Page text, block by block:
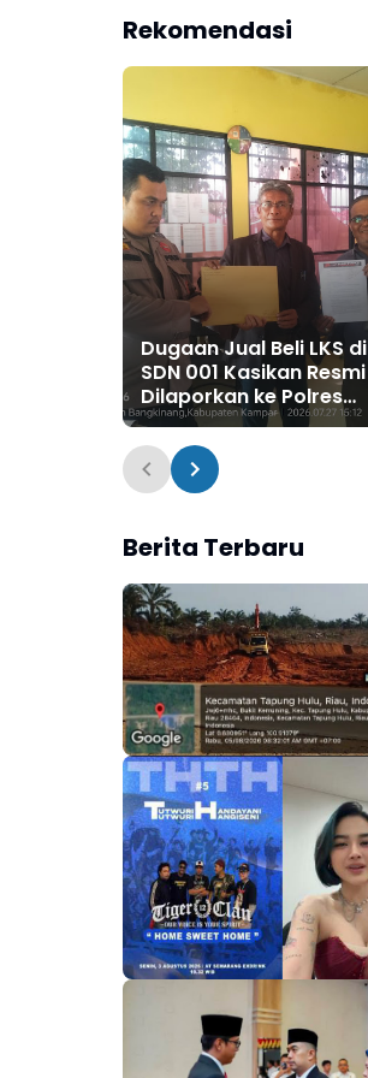
Rekomendasi
Dugaan Jual Beli LKS di
SDN 001 Kasikan Resmi
Dilaporkan ke Polres
Kampar, Pemred -
Pimum Metroterkini.id
Desak Usut Kasus Ini
Berita Terbaru